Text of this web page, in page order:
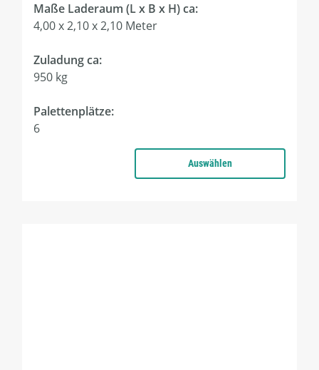
Maße Laderaum (L x B x H) ca:
4,00 x 2,10 x 2,10 Meter
Zuladung ca:
950 kg
Palettenplätze:
6
Auswählen